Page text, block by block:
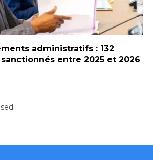
administratifs : 132
entre 2025 et 2026